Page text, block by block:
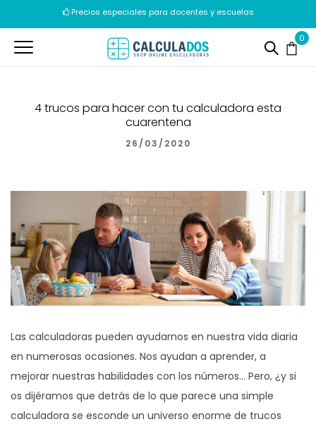
Precios especiales para docentes y escuelas
Envíos en 24/72h
0
4 trucos para hacer con tu calculadora esta
cuarentena
26/03/2020
Las calculadoras pueden ayudarnos en nuestra vida diaria
en numerosas ocasiones. Nos ayudan a aprender, a
mejorar nuestras habilidades con los números… Pero, ¿y si
os dijéramos que detrás de lo que parece una simple
calculadora se esconde un universo enorme de trucos